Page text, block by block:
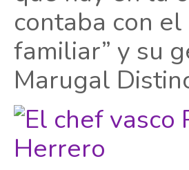
contaba con el
familiar” y su
Marugal